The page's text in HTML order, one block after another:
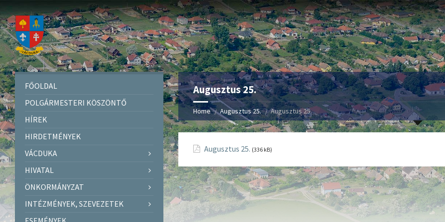
Augusztus 25.
Home Augusztus 25. Augusztus 25.
Augusztus 25. (336 kB)
FŐOLDAL
POLGÁRMESTERI KÖSZÖNTŐ
HÍREK
HIRDETMÉNYEK
VÁCDUKA
HIVATAL
ÖNKORMÁNYZAT
INTÉZMÉNYEK, SZEVEZETEK